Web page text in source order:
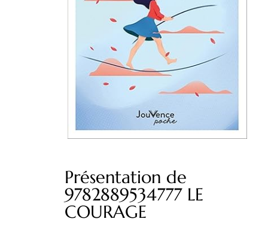
Présentation de
9782889534777 LE
COURAGE